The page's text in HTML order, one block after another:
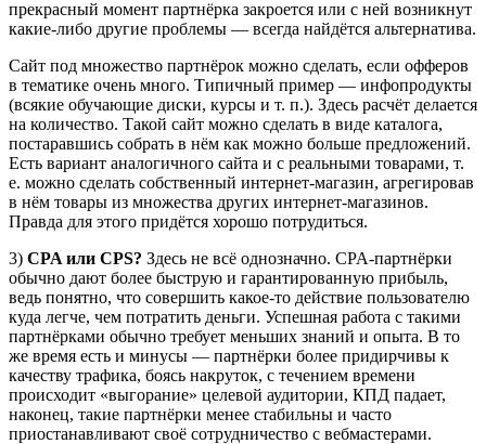
прекрасный момент партнёрка закроется или с ней возникнут
какие-либо другие проблемы — всегда найдётся альтернатива.
Сайт под множество партнёрок можно сделать, если офферов
в тематике очень много. Типичный пример — инфопродукты
(всякие обучающие диски, курсы и т. п.). Здесь расчёт делается
на количество. Такой сайт можно сделать в виде каталога,
постаравшись собрать в нём как можно больше предложений.
Есть вариант аналогичного сайта и с реальными товарами, т.
е. можно сделать собственный интернет-магазин, агрегировав
в нём товары из множества других интернет-магазинов.
Правда для этого придётся хорошо потрудиться.
3) CPA или CPS? Здесь не всё однозначно. CPA-партнёрки
обычно дают более быструю и гарантированную прибыль,
ведь понятно, что совершить какое-то действие пользователю
куда легче, чем потратить деньги. Успешная работа с такими
партнёрками обычно требует меньших знаний и опыта. В то
же время есть и минусы — партнёрки более придирчивы к
качеству трафика, боясь накруток, с течением времени
происходит «выгорание» целевой аудитории, КПД падает,
наконец, такие партнёрки менее стабильны и часто
приостанавливают своё сотрудничество с вебмастерами.